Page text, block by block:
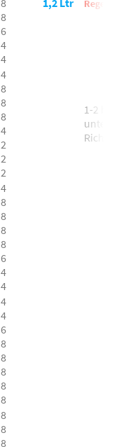
8
8
6
4
4
1,2 Ltr Regen
4
8
8
8
4
2
2
2
1-2 bft
Richt.
4
8
8
8
8
6
4
4
4
4
6
8
8
8
8
8
8
8
8